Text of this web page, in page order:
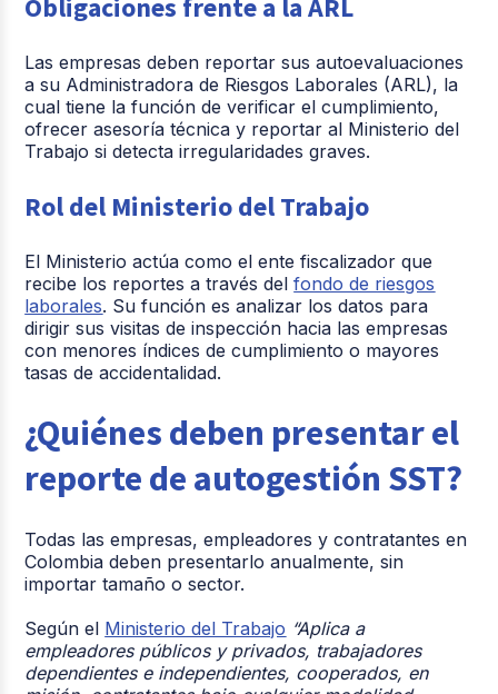
Obligaciones frente a la ARL
Las empresas deben reportar sus autoevaluaciones
a su Administradora de Riesgos Laborales (ARL), la
cual tiene la función de verificar el cumplimiento,
ofrecer asesoría técnica y reportar al Ministerio del
Trabajo si detecta irregularidades graves.
Rol del Ministerio del Trabajo
El Ministerio actúa como el ente fiscalizador que
recibe los reportes a través delfondo de riesgos
laborales. Su función es analizar los datos para
dirigir sus visitas de inspección hacia las empresas
con menores índices de cumplimiento o mayores
tasas de accidentalidad.
¿Quiénes deben presentar el
reporte de autogestión SST?
Todas las empresas, empleadores y contratantes en
Colombia deben presentarlo anualmente, sin
importar tamaño o sector.
Según el Ministerio del Trabajo “Aplica a
empleadores públicos y privados, trabajadores
dependientes e independientes, cooperados, en